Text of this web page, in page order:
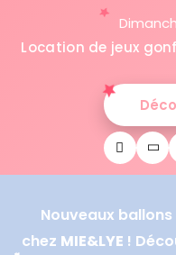
Location de jeux
Nouveaux
chez MIE&LYE !